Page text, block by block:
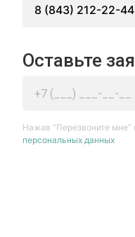
8 (843) 212-22-44
Оставьте
Нажав “Перезвоните
персональных данных